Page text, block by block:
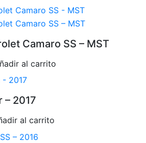
Camaro SS – MST
al carrito
– 2017
al carrito